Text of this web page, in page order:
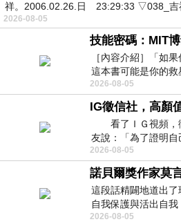
祥。2006.02.26.日 23:29:33 ▽038_
2026-08-05
［內容介紹］「如
這本書可能是你的
（Adam Grant），《
2026-08-05
看了ＩＧ視頻
友說：「為了證明自
且眼光高，我決定一
2026-08-05
這段話精闢地道出
自我保護與活出自
的平衡。 核心解讀與
2026-08-05